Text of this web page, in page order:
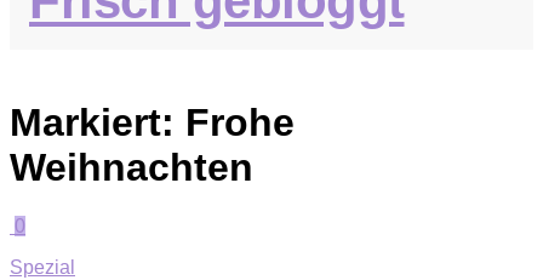
Markiert: Frohe
Weihnachten
0
Spezial